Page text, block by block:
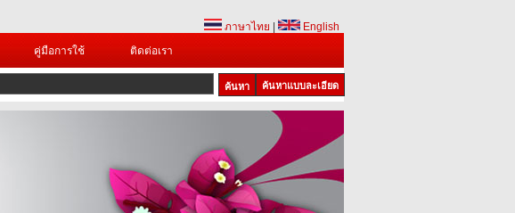
ภาษาไทย
English
คู่มือการใช้ ติดต่อเรา
ค้นหาแบบละเอียด